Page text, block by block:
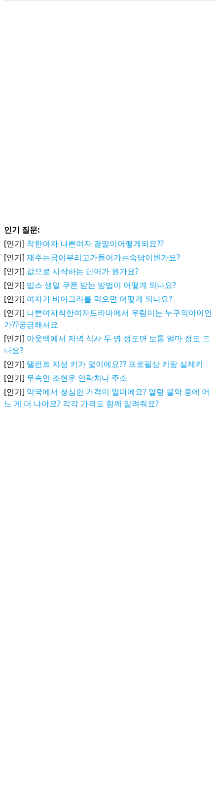
인기 질문:
[인기] 착한여자 나쁜여자 결말이어떻게되요??
[인기] 재주는곰이부리고가들어가는속담이뭔가요?
[인기] 값으로 시작하는 단어가 뭔가요?
[인기] 빕스 생일 쿠폰 받는 방법이 어떻게 되나요?
[인기] 여자가 비아그라를 먹으면 어떻게 되나요?
[인기] 나쁜여자착한여자드라마에서 우람이는 누구의아이인
가??궁금해서요
[인기] 아웃백에서 저녁 식사 두 명 정도면 보통 얼마 정도 드
나요?
[인기] 탤런트 지성 키가 몇이에요?? 프로필상 키랑 실제키
[인기] 무속인 조현우 연락처나 주소
[인기] 약국에서 청심환 가격이 얼마에요? 알랑 물약 중에 어
느 게 더 나아요? 각각 가격도 함께 알려줘요?